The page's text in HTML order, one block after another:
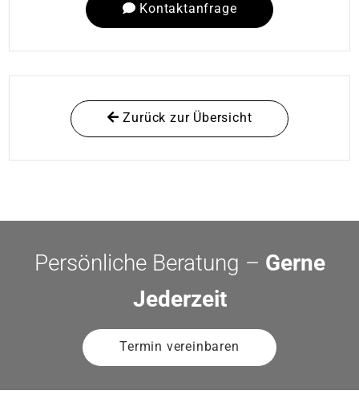
Kontaktanfrage
Zurück zur Übersicht
Persönliche Beratung – Gerne
Jederzeit
Termin vereinbaren